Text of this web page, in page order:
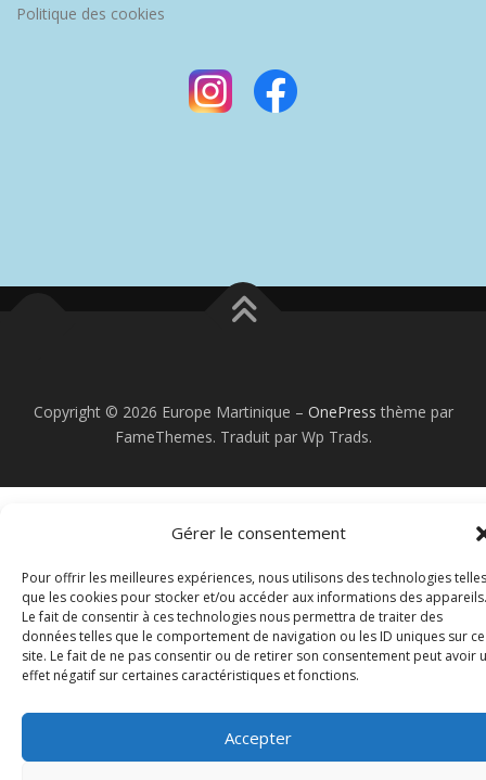
Gérer le consentement
Pour offrir les meilleures expériences, nous utilisons des technologies telles
que les cookies pour stocker et/ou accéder aux informations des appareils.
Le fait de consentir à ces technologies nous permettra de traiter des
données telles que le comportement de navigation ou les ID uniques sur ce
site. Le fait de ne pas consentir ou de retirer son consentement peut avoir
effet négatif sur certaines caractéristiques et fonctions.
Accepter
Politique des cookies
Copyright © 2026 Europe Martinique – OnePress thème par
FameThemes. Traduit par Wp Trads.